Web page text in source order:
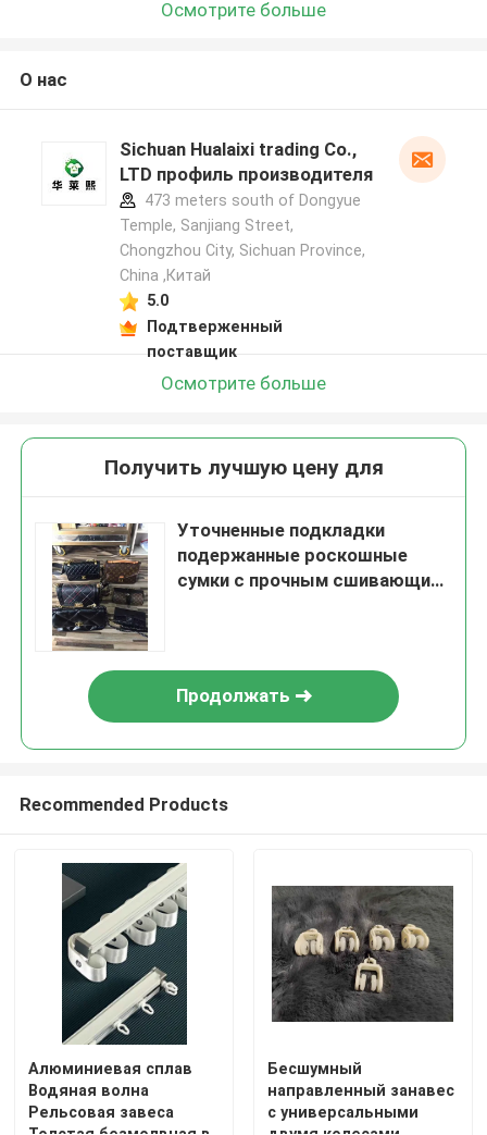
Дом
Продукты
Осмотрите больше
О нас
Sichuan Hualaixi trading Co.,
LTD профиль производителя
473 meters south of Dongyue
Temple, Sanjiang Street,
Chongzhou City, Sichuan Province,
China ,Китай
5.0
Подтверженный
поставщик
Осмотрите больше
Получить лучшую цену для
Уточненные подкладки
подержанные роскошные
сумки с прочным сшивающим
Продолжать
Recommended Products
Алюминиевая сплав
Водяная волна
Рельсовая завеса
Бесшумный
направленный занавес
с универсальными